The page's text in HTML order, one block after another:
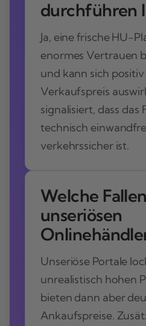
durchführen
Ja, eine frische HU-
enormes Vertrauen
und kann sich
Verkaufspreis
signalisiert, dass das
technisch
verkehrssicher ist.
Welche
unseriösen
Unseriöse Portale
unrealistisch hohen
bieten dann aber
Ankaufspreise.